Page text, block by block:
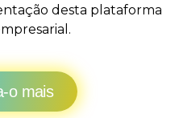
desta plataforma
o mais